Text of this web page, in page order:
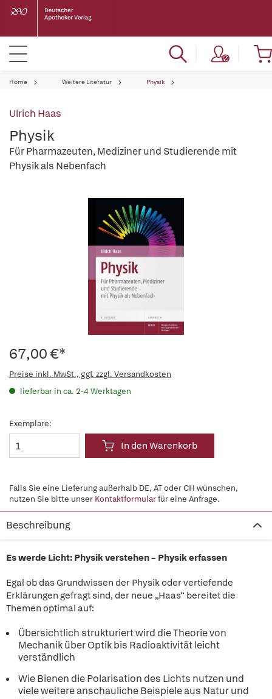
Home Weitere Literatur Physik
Ulrich Haas
Physik
Für Pharmazeuten, Mediziner und Studierende mit
Physik als Nebenfach
67,00 €*
Preise inkl. MwSt., ggf. zzgl. Versandkosten
lieferbar in ca. 2-4 Werktagen
Exemplare:
In den Warenkorb
Falls Sie eine Lieferung außerhalb DE, AT oder CH wünschen,
nutzen Sie bitte unser Kontaktformularfür eine Anfrage.
Beschreibung
Es werde Licht: Physik verstehen – Physik erfassen
Egal ob das Grundwissen der Physik oder vertiefende
Erklärungen gefragt sind, der neue „Haas“ bereitet die
Themen optimal auf:
Übersichtlich strukturiert wird die Theorie von
Mechanik über Optik bis Radioaktivität leicht
verständlich
Wie Bienen die Polarisation des Lichts nutzen und
viele weitere anschauliche Beispiele aus Natur und